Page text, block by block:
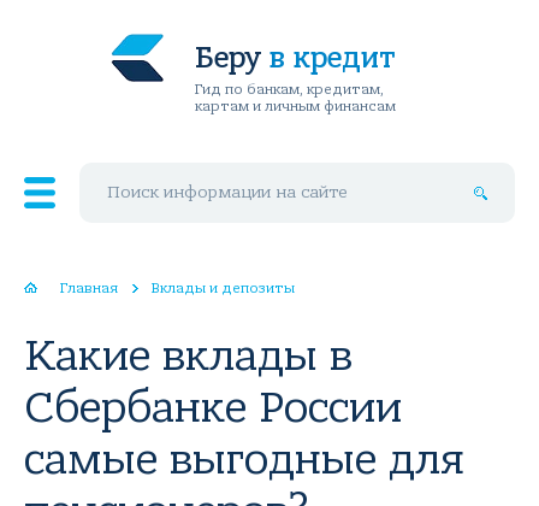
Беру в кредит
Гид по банкам, кредитам,
картам и личным финансам
Главная Вклады и депозиты
Какие вклады в
Сбербанке России
самые выгодные для